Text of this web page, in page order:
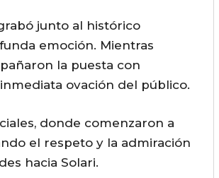
junto al histórico
emoción. Mientras
la puesta con
ovación del público.
donde comenzaron a
el respeto y la admiración
hacia Solari.